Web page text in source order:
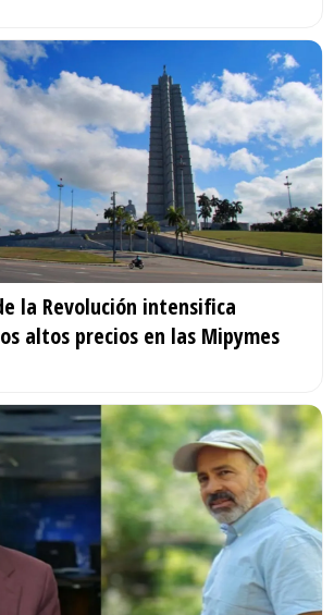
la Revolución intensifica
altos precios en las Mipymes